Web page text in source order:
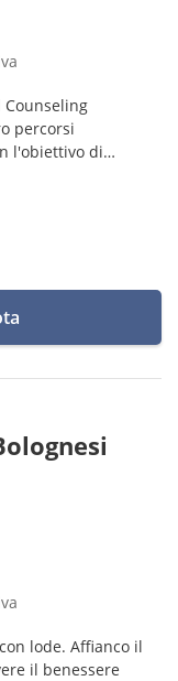
percorsi
l'obiettivo di
lode. Affianco il
il benessere